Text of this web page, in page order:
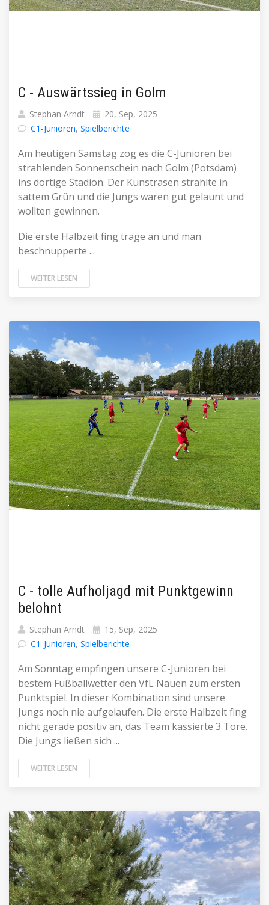
C - Auswärtssieg in Golm
Stephan Arndt
20, Sep, 2025
C1-Junioren, Spielberichte
Am heutigen Samstag zog es die C-Junioren bei
strahlenden Sonnenschein nach Golm (Potsdam)
ins dortige Stadion. Der Kunstrasen strahlte in
sattem Grün und die Jungs waren gut gelaunt und
wollten gewinnen.
Die erste Halbzeit fing träge an und man
beschnupperte ...
WEITER LESEN
C - tolle Aufholjagd mit Punktgewinn
belohnt
Stephan Arndt
15, Sep, 2025
C1-Junioren, Spielberichte
Am Sonntag empfingen unsere C-Junioren bei
bestem Fußballwetter den VfL Nauen zum ersten
Punktspiel. In dieser Kombination sind unsere
Jungs noch nie aufgelaufen. Die erste Halbzeit fing
nicht gerade positiv an, das Team kassierte 3 Tore.
Die Jungs ließen sich ...
WEITER LESEN